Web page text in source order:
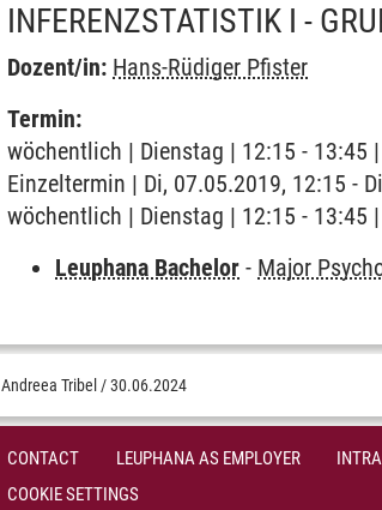
INFERENZSTATISTIK I -
Dozent/in: Hans-Rüdiger Pfister
Termin:
wöchentlich | Dienstag | 12:15 - 13:45
Einzeltermin | Di, 07.05.2019, 12:15 -
wöchentlich | Dienstag | 12:15 - 13:45
Leuphana Bachelor - Major
Andreea Tribel /30.06.2024
CONTACT LEUPHANA AS EMPLOYER
COOKIE SETTINGS